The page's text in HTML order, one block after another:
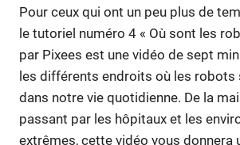
Pour ceux qui ont un peu plus de
le tutoriel numéro 4 « Où sont les
par Pixees est une vidéo de sept
les différents endroits où les robots
dans notre vie quotidienne. De la
passant par les hôpitaux et les
extrêmes, cette vidéo vous donnera